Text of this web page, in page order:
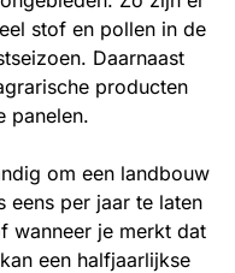
stof en pollen in de
Daarnaast
producten
panelen.
om een landbouw
eens per jaar te laten
wanneer je merkt dat
een halfjaarlijkse